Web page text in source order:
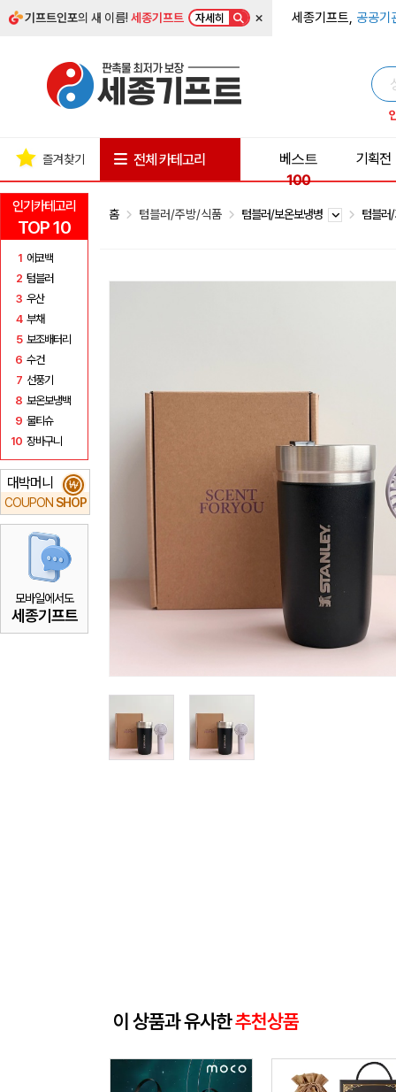
기프트인포의 새 이름!세종기프트 자세히 × 세종기프트, 공공기
인기카테고리
TOP 10
1 에코백
2 텀블러
3 우산
4 부채
5 보조배터리
6 수건
7 선풍기
8 보온보냉백
9 물티슈
10 장바구니
대박머니
COUPON SHOP
₩
모바일에서도
세종기프트
즐겨찾기 전체 카테고리
베스트
100
기획전
홈 텀블러/주방/식품 텀블러/보온보냉병 텀블러
이 상품과 유사한추천상품